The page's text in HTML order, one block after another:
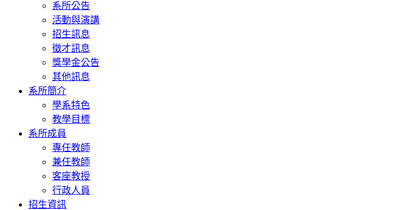
系所公告
活動與演講
招生訊息
徵才訊息
獎學金公告
其他訊息
系所簡介
學系特色
教學目標
系所成員
專任教師
兼任教師
客座教授
行政人員
招生資訊